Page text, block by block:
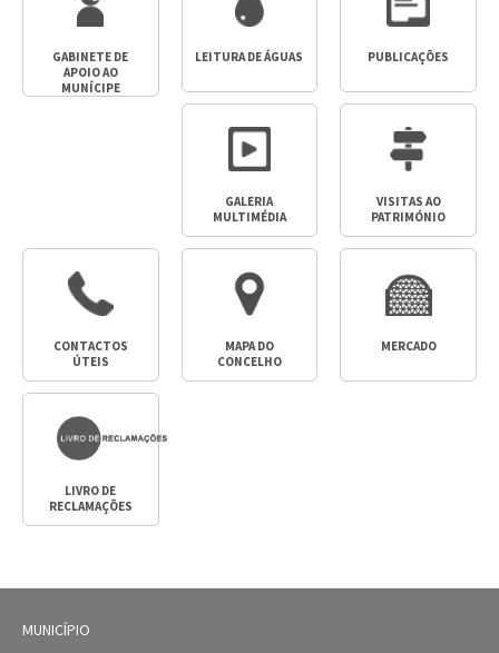
GABINETE DE
APOIO AO
MUNÍCIPE
LEITURA DE ÁGUAS PUBLICAÇÕES
GALERIA
MULTIMÉDIA
VISITAS AO
PATRIMÓNIO
CONTACTOS
ÚTEIS
MAPA DO
CONCELHO
MERCADO
LIVRO DE
RECLAMAÇÕES
MUNICÍPIO